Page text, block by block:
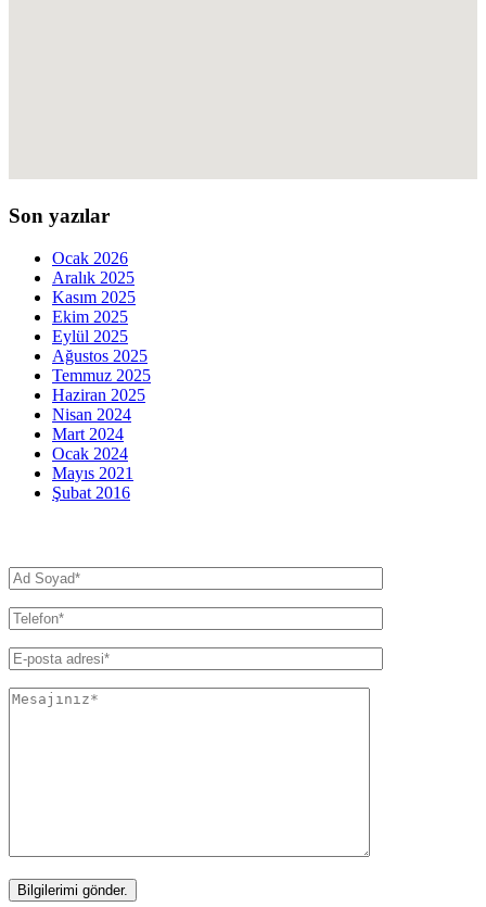
Son yazılar
Ocak 2026
Aralık 2025
Kasım 2025
Ekim 2025
Eylül 2025
Ağustos 2025
Temmuz 2025
Haziran 2025
Nisan 2024
Mart 2024
Ocak 2024
Mayıs 2021
Şubat 2016